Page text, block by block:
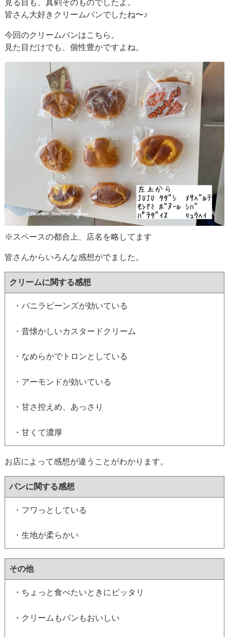
見る目も、真剣そのものでしたよ。
皆さん大好きクリームパンでしたね〜♪
今回のクリームパンはこちら。
見た目だけでも、個性豊かですよね。
※スペースの都合上、店名を略してます
皆さんからいろんな感想がでました。
クリームに関する感想
・バニラビーンズが効いている
・昔懐かしいカスタードクリーム
・なめらかでトロンとしている
・アーモンドが効いている
・甘さ控えめ、あっさり
・甘くて濃厚
お店によって感想が違うことがわかります。
パンに関する感想
・フワっとしている
・生地が柔らかい
その他
・ちょっと食べたいときにピッタリ
・クリームもパンもおいしい